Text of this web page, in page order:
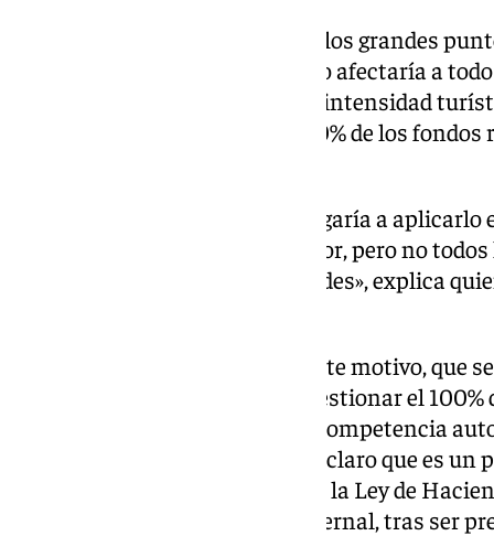
Y aquí es donde aparece uno de los grandes
partiera de la Junta, el impuesto afectaría a
pudiera modularse por zonas o intensidad
Autónoma se quedaría con el 50% de los
«Un impuesto autonómico obligaría a aplicarlo
diferencias entre litoral e interior, pero no
interés ni las mismas necesidades», explica
Los consistorios quieren, por este motivo, que
iniciativa, para así poder autogestionar el
su parte, insiste en que es una competencia
le devuelve la pelota: «Tenemos claro que es
ser el Gobierno quien modifique la Ley de
Consejero de Turismo, Arturo Bernal, tras ser